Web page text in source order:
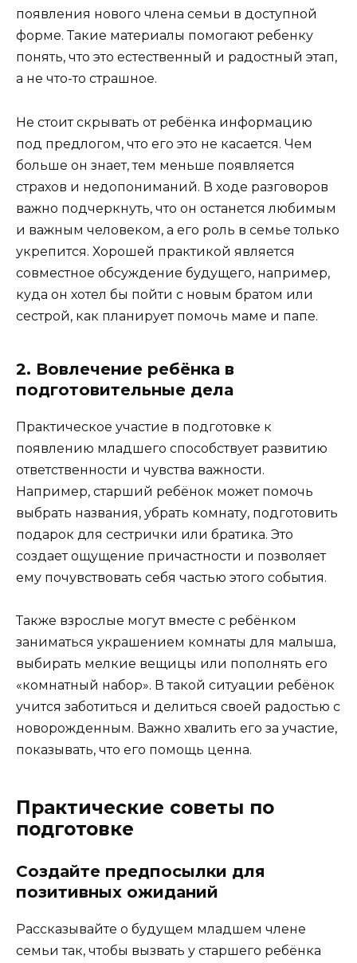
появления нового члена семьи в доступной
форме. Такие материалы помогают ребенку
понять, что это естественный и радостный этап,
а не что-то страшное.
Не стоит скрывать от ребёнка информацию
под предлогом, что его это не касается. Чем
больше он знает, тем меньше появляется
страхов и недопониманий. В ходе разговоров
важно подчеркнуть, что он останется любимым
и важным человеком, а его роль в семье только
укрепится. Хорошей практикой является
совместное обсуждение будущего, например,
куда он хотел бы пойти с новым братом или
сестрой, как планирует помочь маме и папе.
2. Вовлечение ребёнка в
подготовительные дела
Практическое участие в подготовке к
появлению младшего способствует развитию
ответственности и чувства важности.
Например, старший ребёнок может помочь
выбрать названия, убрать комнату, подготовить
подарок для сестрички или братика. Это
создает ощущение причастности и позволяет
ему почувствовать себя частью этого события.
Также взрослые могут вместе с ребёнком
заниматься украшением комнаты для малыша,
выбирать мелкие вещицы или пополнять его
«комнатный набор». В такой ситуации ребёнок
учится заботиться и делиться своей радостью с
новорожденным. Важно хвалить его за участие,
показывать, что его помощь ценна.
Практические советы по
подготовке
Создайте предпосылки для
позитивных ожиданий
Рассказывайте о будущем младшем члене
семьи так, чтобы вызвать у старшего ребёнка